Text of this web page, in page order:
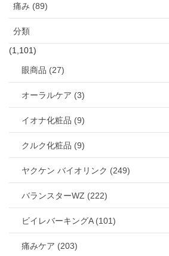
痛み (89)
分類
(1,101)
眼商品 (27)
オーラルケア (3)
イオナ化粧品 (9)
クルク化粧品 (9)
ヤクケン バイオリンク (249)
バランスターWZ (222)
ビイレバーキングA (101)
痛みケア (203)